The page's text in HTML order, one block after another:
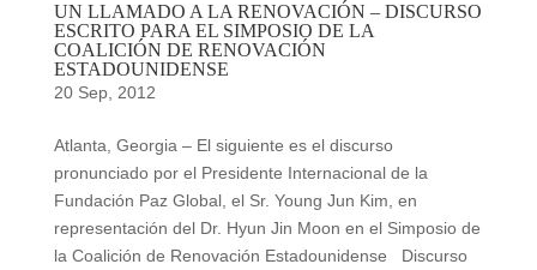
UN LLAMADO A LA RENOVACIÓN – DISCURSO
ESCRITO PARA EL SIMPOSIO DE LA
COALICIÓN DE RENOVACIÓN
ESTADOUNIDENSE
20 Sep, 2012
Atlanta, Georgia – El siguiente es el discurso
pronunciado por el Presidente Internacional de la
Fundación Paz Global, el Sr. Young Jun Kim, en
representación del Dr. Hyun Jin Moon en el Simposio de
la Coalición de Renovación Estadounidense Discurso